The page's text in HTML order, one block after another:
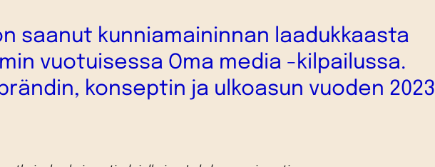
saanut kunniamaininnan laadukkaasta
vuotuisessa Oma media -kilpailussa.
konseptin ja ulkoasun vuoden 2023